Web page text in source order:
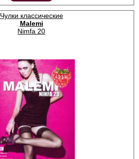
Чулки классические
Malemi
Nimfa 20
−21%